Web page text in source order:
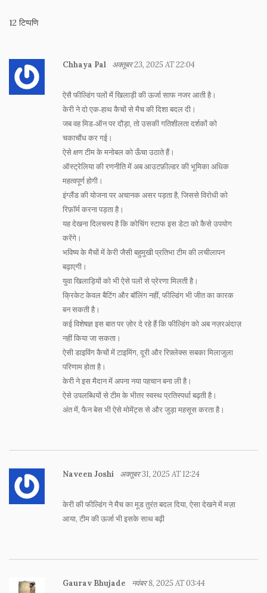
12 टिप्पणि
Chhaya Pal अक्तूबर 23, 2025 AT 22:04
ऐसै फील्डिंग पलों में खिलाड़ी की ऊर्जा साफ नजर आती है।
केरी ने दो एक‑हाथ कैचों से मैच की दिशा बदल दी।
जब वह मिड‑ऑन पर दौड़ा, तो उसकी गतिशीलता दर्शकों को
चकाचौंध कर गई।
ऐसे क्षण टीम के मनोबल को ऊँचा उठाते हैं।
ऑस्ट्रेलिया की रणनीति में अब आउटफ़ील्डर की भूमिका अधिक
महत्वपूर्ण होगी।
इंग्लैंड की योजना पर अचानक असर पड़ता है, जिससे विरोधी को
रिफ़ॉर्म करना पड़ता है।
यह देखना दिलचस्प है कि कोचिंग स्टाफ इस डेटा को कैसे उपयोग
करेंगे।
भविष्य के मैचों में केरी जैसी बहुमुखी प्रतिभा टीम की लचीलापन
बढ़ाएगी।
युवा खिलाड़ियों को भी ऐसे पलों से प्रेरणा मिलती है।
क्रिकेट केवल बैटिंग और बॉलिंग नहीं, फील्डिंग भी जीत का कारक
बन सकती है।
कई विशेषज्ञ इस बात पर ज़ोर दे रहे हैं कि फील्डिंग को अब नज़रअंदाज़
नहीं किया जा सकता।
ऐसी डाइविंग कैचों में टाइमिंग, दूरी और रिफ़्लेक्स सबका मिलाजुला
परिणाम होता है।
केरी ने इस मैदान में अपना नया पहचान बना ली है।
ऐसे उपलब्धियों से टीम के भीतर स्वस्थ प्रतिस्पर्धा बढ़ती है।
अंत में, फैन बेस भी ऐसे मोमेंट्स से और जुड़ा महसूस करता है।
Naveen Joshi अक्तूबर 31, 2025 AT 12:24
केरी की फील्डिंग ने मैच का मूड तुरंत बदल दिया, ऐसा देखने में मज़ा
आया, टीम की ऊर्जा भी इसके साथ बढ़ी
Gaurav Bhujade नवंबर 8, 2025 AT 03:44